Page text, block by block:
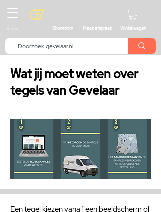
menu Showroom Maak afspraak Winkelwagen
Wat jij moet weten over
tegels van Gevelaar
Een tegel kiezen vanaf een beeldscherm of